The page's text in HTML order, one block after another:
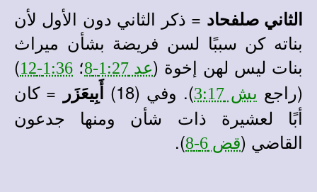
الثاني صلفحاد = ذكر الثاني دون الأول لأن
بناته كن سببًا لسن فريضة بشأن ميراث
بنات ليس لهن إخوة (عد 1:27-8 ؛ 1:36-12
)
(راجع يش 3:17 ). وفي (18) أَبِيعَزَر = كان
أبًا لعشيرة ذات شأن ومنها جدعون
القاضي (قض 6-8 ).